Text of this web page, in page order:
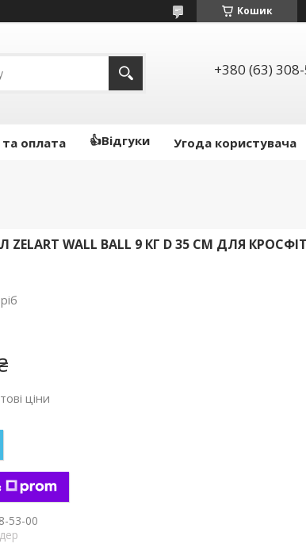
Кошик
+380 (63)
оплата 👍Відгуки Угода користувача
WALL BALL 9 КГ D 35 СМ ДЛЯ
ціни
53-00